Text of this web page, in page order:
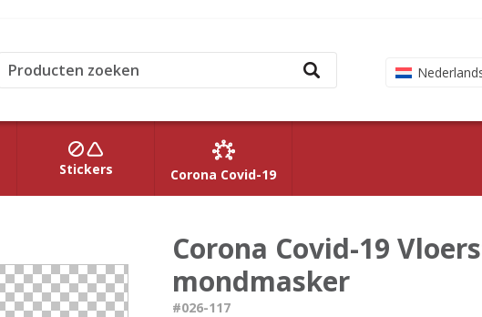
Stickers Corona Covid-19
Corona Covid-19
mondmasker
#026-117